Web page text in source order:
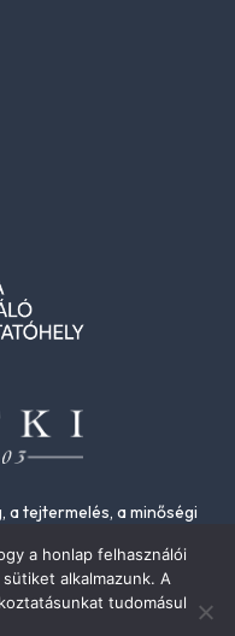
a tejtermelés, a minőségi
a honlap felhasználói
alkalmazunk. A
tudomásul